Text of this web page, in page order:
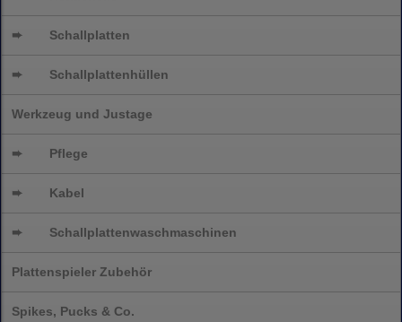
➨ Schallplatten
➨ Schallplattenhüllen
Werkzeug und Justage
➨ Pflege
➨ Kabel
➨ Schallplattenwaschmaschinen
Plattenspieler Zubehör
Spikes, Pucks & Co.